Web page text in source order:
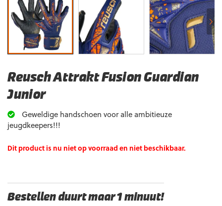
Reusch Attrakt Fusion Guardian
Junior
Geweldige handschoen voor alle ambitieuze
jeugdkeepers!!!
Dit product is nu niet op voorraad en niet beschikbaar.
Bestellen duurt maar 1 minuut!